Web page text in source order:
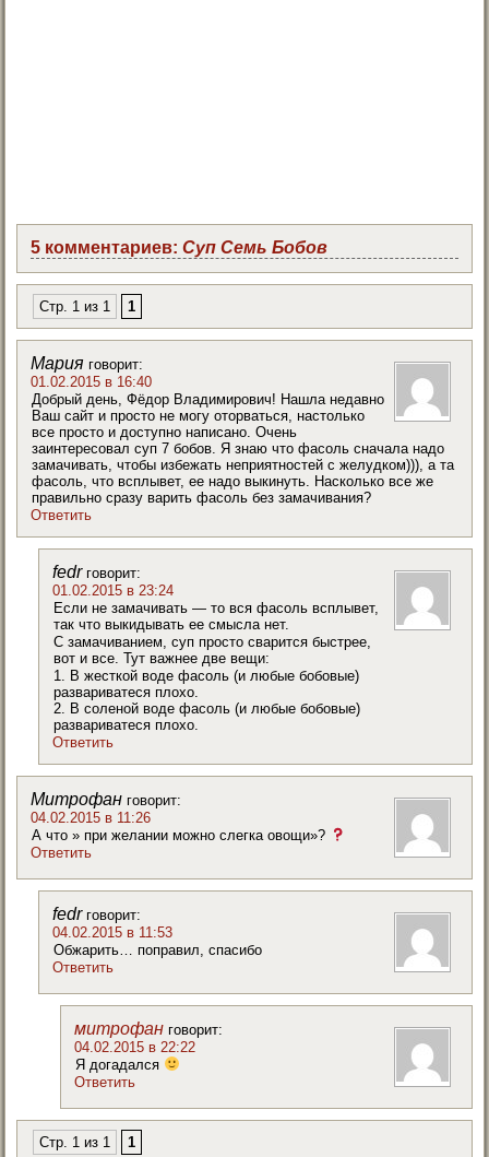
5 комментариев:Суп Семь Бобов
Стр. 1 из 1 1
Мария говорит:
01.02.2015 в 16:40
Добрый день, Фёдор Владимирович! Нашла недавно
Ваш сайт и просто не могу оторваться, настолько
все просто и доступно написано. Очень
заинтересовал суп 7 бобов. Я знаю что фасоль сначала надо
замачивать, чтобы избежать неприятностей с желудком))), а та
фасоль, что всплывет, ее надо выкинуть. Насколько все же
правильно сразу варить фасоль без замачивания?
Ответить
fedr говорит:
01.02.2015 в 23:24
Если не замачивать — то вся фасоль всплывет,
так что выкидывать ее смысла нет.
С замачиванием, суп просто сварится быстрее,
вот и все. Тут важнее две вещи:
1. В жесткой воде фасоль (и любые бобовые)
развариватеся плохо.
2. В соленой воде фасоль (и любые бобовые)
развариватеся плохо.
Ответить
Митрофан говорит:
04.02.2015 в 11:26
А что » при желании можно слегка овощи»?
Ответить
fedr говорит:
04.02.2015 в 11:53
Обжарить… поправил, спасибо
Ответить
митрофан говорит:
04.02.2015 в 22:22
Я догадался
Ответить
Стр. 1 из 1 1